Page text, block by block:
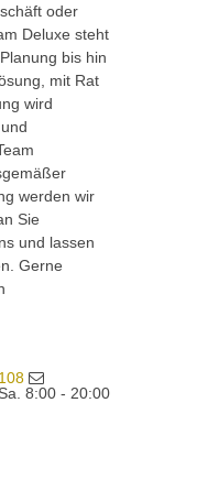
oder
Deluxe steht
bis hin
mit Rat
wird
werden wir
Sie
und lassen
Gerne
8:00 - 20:00